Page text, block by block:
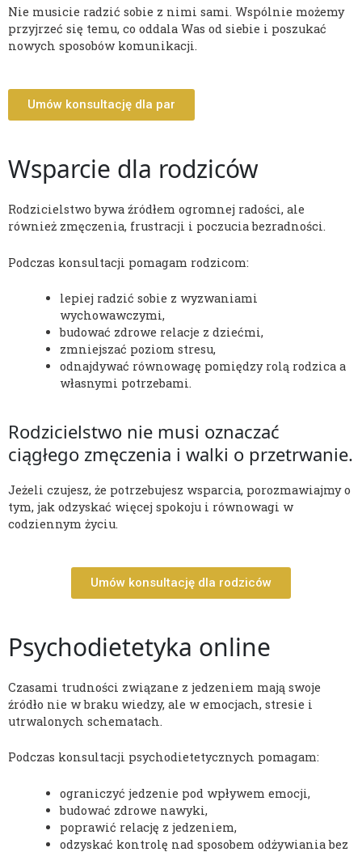
Nie musicie radzić sobie z nimi sami. Wspólnie możemy
przyjrzeć się temu, co oddala Was od siebie i poszukać
nowych sposobów komunikacji.
Umów konsultację dla par
Wsparcie dla rodziców
Rodzicielstwo bywa źródłem ogromnej radości, ale
również zmęczenia, frustracji i poczucia bezradności.
Podczas konsultacji pomagam rodzicom:
lepiej radzić sobie z wyzwaniami
wychowawczymi,
budować zdrowe relacje z dziećmi,
zmniejszać poziom stresu,
odnajdywać równowagę pomiędzy rolą rodzica a
własnymi potrzebami.
Rodzicielstwo nie musi oznaczać
ciągłego zmęczenia i walki o przetrwanie.
Jeżeli czujesz, że potrzebujesz wsparcia, porozmawiajmy o
tym, jak odzyskać więcej spokoju i równowagi w
codziennym życiu.
Umów konsultację dla rodziców
Psychodietetyka online
Czasami trudności związane z jedzeniem mają swoje
źródło nie w braku wiedzy, ale w emocjach, stresie i
utrwalonych schematach.
Podczas konsultacji psychodietetycznych pomagam:
ograniczyć jedzenie pod wpływem emocji,
budować zdrowe nawyki,
poprawić relację z jedzeniem,
odzyskać kontrolę nad sposobem odżywiania bez